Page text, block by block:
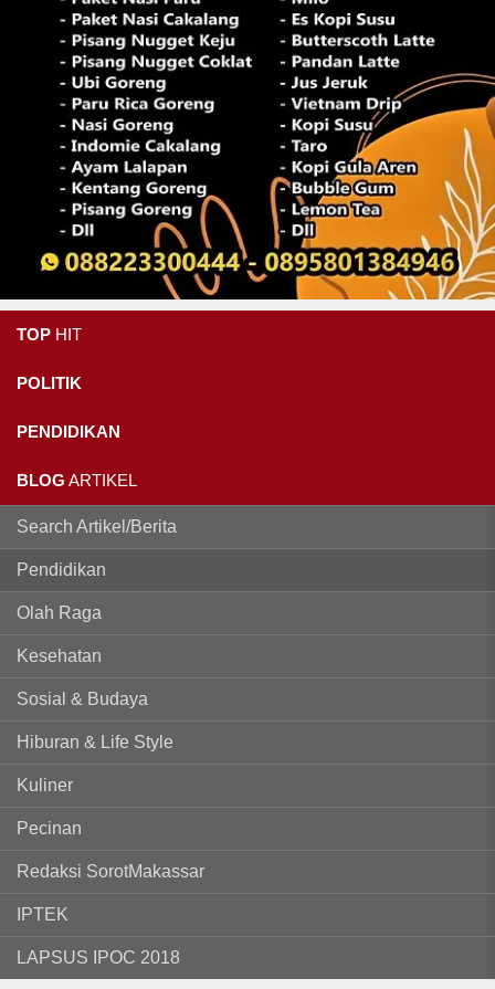
TOP HIT
POLITIK
PENDIDIKAN
BLOG ARTIKEL
Search Artikel/Berita
Pendidikan
Olah Raga
Kesehatan
Sosial & Budaya
Hiburan & Life Style
Kuliner
Pecinan
Redaksi SorotMakassar
IPTEK
LAPSUS IPOC 2018